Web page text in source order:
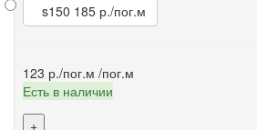
s150 185 р./пог.м
123 р./пог.м /пог.м
Есть в наличии
+